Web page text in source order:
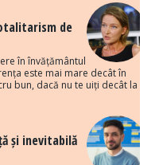
de
în învățământul
este mai mare decât în
bun, dacă nu te uiți decât la
și inevitabilă